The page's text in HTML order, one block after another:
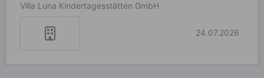
Villa Luna Kindertagesstätten GmbH
24.07.2026